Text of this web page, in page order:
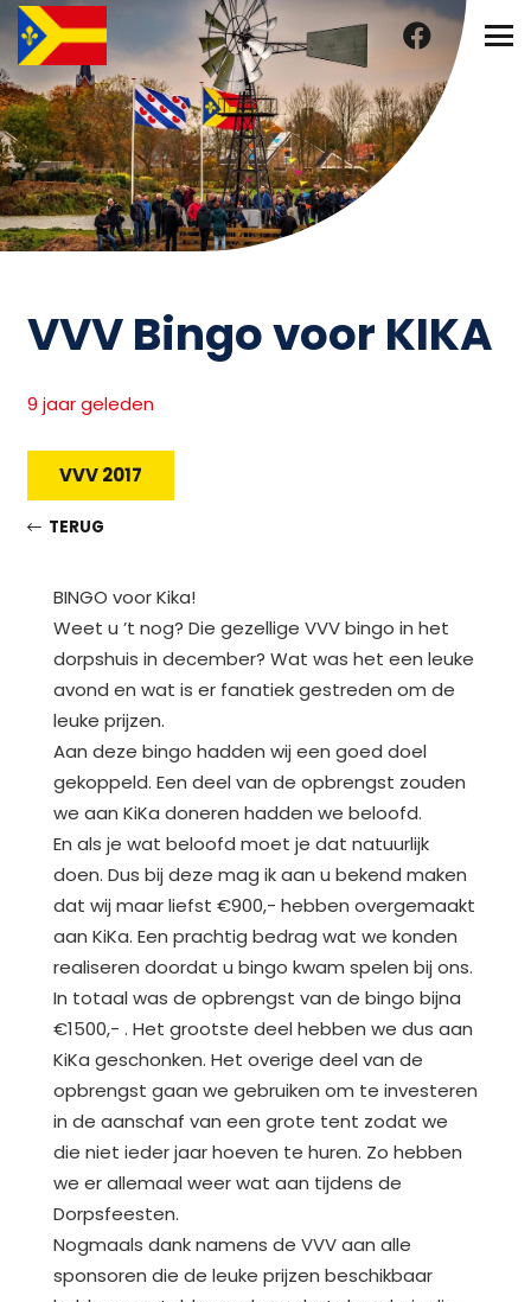
VVV Bingo voor KIKA
9 jaar geleden
VVV 2017
TERUG
BINGO voor Kika!
Weet u ’t nog? Die gezellige VVV bingo in het
dorpshuis in december? Wat was het een leuke
avond en wat is er fanatiek gestreden om de
leuke prijzen.
Aan deze bingo hadden wij een goed doel
gekoppeld. Een deel van de opbrengst zouden
we aan KiKa doneren hadden we beloofd.
En als je wat beloofd moet je dat natuurlijk
doen. Dus bij deze mag ik aan u bekend maken
dat wij maar liefst €900,- hebben overgemaakt
aan KiKa. Een prachtig bedrag wat we konden
realiseren doordat u bingo kwam spelen bij ons.
In totaal was de opbrengst van de bingo bijna
€1500,- . Het grootste deel hebben we dus aan
KiKa geschonken. Het overige deel van de
opbrengst gaan we gebruiken om te investeren
in de aanschaf van een grote tent zodat we
die niet ieder jaar hoeven te huren. Zo hebben
we er allemaal weer wat aan tijdens de
Dorpsfeesten.
Nogmaals dank namens de VVV aan alle
sponsoren die de leuke prijzen beschikbaar